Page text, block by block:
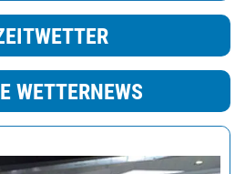
WETTERNEWS